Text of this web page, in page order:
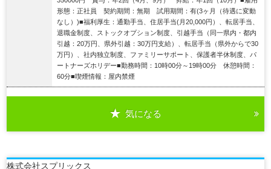
形態：正社員 契約期間：無期 試用期間：有(3ヶ月（待遇に変動
なし）)■福利厚生：通勤手当、住居手当(月20,000円）、転居手当、
退職金制度、ストックオプション制度、引越手当（同一県内・都内
引越：20万円、県外引越：30万円支給）、転居手当（県外からで30
万円）、社内独立制度、ファミリーサポート、保護者半休制度、パ
ートナーズホリデー■勤務時間：10時00分～19時00分 休憩時間：
60分■喫煙情報：屋内禁煙
気になる
株式会社スプリックス